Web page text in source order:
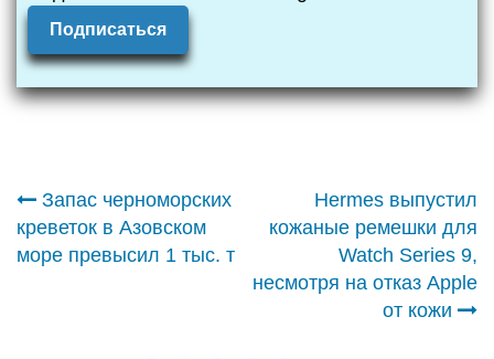
Подписаться
Навигация
по
Запас черноморских
креветок в Азовском
море превысил 1 тыс. т
Hermes выпустил
кожаные ремешки для
Watch Series 9,
несмотря на отказ Apple
от кожи